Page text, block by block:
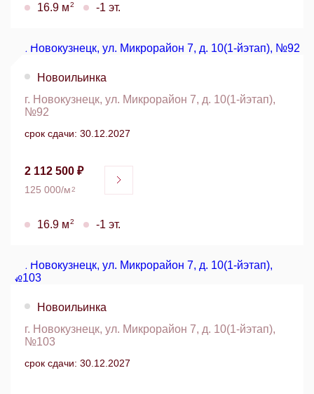
16.9 м2 -1 эт.
Новоильинка
г. Новокузнецк, ул. Микрорайон 7, д. 10(1-йэтап),
№92
срок сдачи: 30.12.2027
2 112 500 ₽
125 000/м2
16.9 м2 -1 эт.
Новоильинка
г. Новокузнецк, ул. Микрорайон 7, д. 10(1-йэтап),
№103
срок сдачи: 30.12.2027